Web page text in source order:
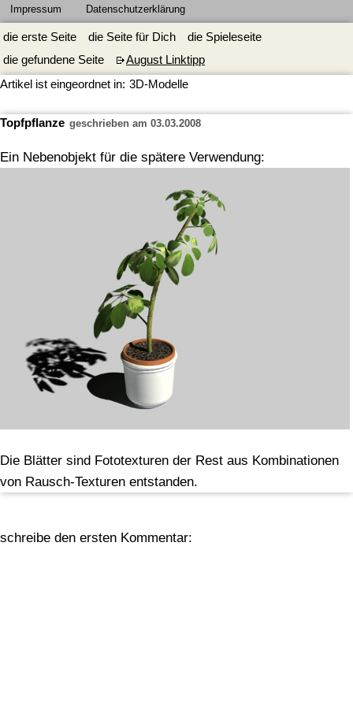
Impressum Datenschutzerklärung
die erste Seite die Seite für Dich
die Spieleseite
die gefundene Seite
August Linktipp
Artikel ist eingeordnet in: 3D-Modelle
Topfpflanze geschrieben am 03.03.2008
Ein Nebenobjekt für die spätere Verwendung:
Die Blätter sind Fototexturen der Rest aus Kombinationen
von Rausch-Texturen entstanden.
schreibe den ersten Kommentar: